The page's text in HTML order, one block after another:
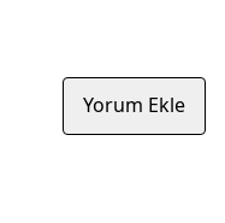
Yorum Ekle